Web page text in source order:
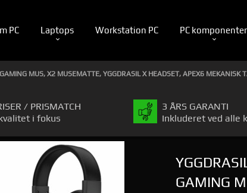
PC Laptops Workstation PC PC komponenter
MUS, X2 MUSEMATTE, YGGDRASIL X HEADSET, APEX6 MEKANISK
/ PRISMATCH
i fokus
3 ÅRS GARANTI
Inkluderet ved alle
GAMING